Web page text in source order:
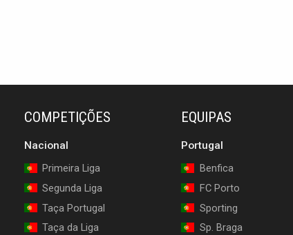
COMPETIÇÕES
Nacional
Primeira Liga
Segunda Liga
Taça Portugal
Taça da Liga
EQUIPAS
Portugal
Benfica
FC Porto
Sporting
Sp. Braga